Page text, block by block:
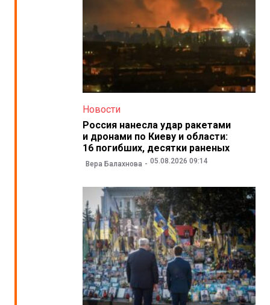
Новости
Россия нанесла удар ракетами
и дронами по Киеву и области:
16 погибших, десятки раненых
Вера Балахнова 05.08.2026 09:14